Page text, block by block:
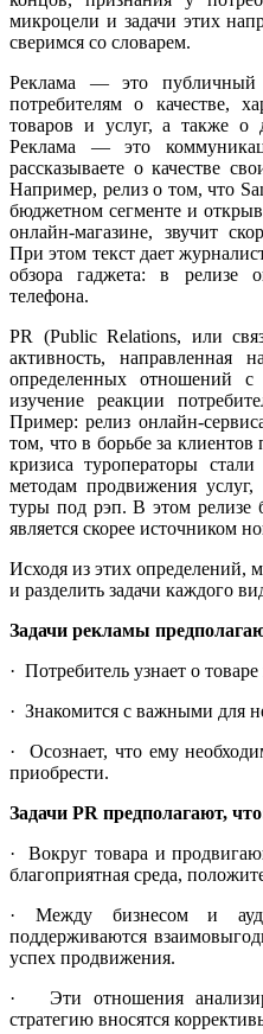
микроцели и задачи этих
сверимся со словарем.
Реклама — это публичный
потребителям о качестве,
товаров и услуг, а также о
Реклама — это
рассказываете о качестве
Например, релиз о том, что
бюджетном сегменте и
онлайн-магазине, звучит
При этом текст дает
обзора гаджета: в релизе
телефона.
PR (Public Relations, или
активность, направленная
определенных отношений с
изучение реакции
Пример: релиз онлайн-
том, что в борьбе за клиентов
кризиса туроператоры
методам продвижения услуг,
туры под рэп. В этом релизе
является скорее источником
Исходя из этих определений,
и разделить задачи каждого
Задачи рекламы
· Потребитель узнает о
· Знакомится с важными для
· Осознает, что ему
приобрести.
Задачи PR предполагают,
· Вокруг товара и
благоприятная среда,
· Между бизнесом и
поддерживаются
успех продвижения.
· Эти отношения
стратегию вносятся